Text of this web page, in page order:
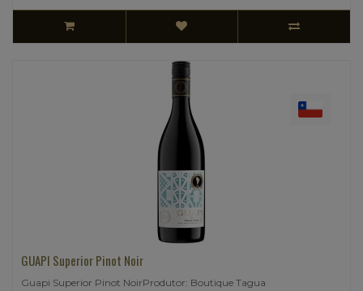
GUAPI Superior Pinot Noir
Guapi Superior Pinot NoirProdutor: Boutique Tagua